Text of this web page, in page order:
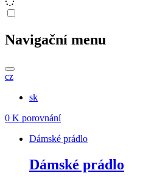
Navigační menu
cz
sk
0 K porovnání
Dámské prádlo
Dámské prádlo